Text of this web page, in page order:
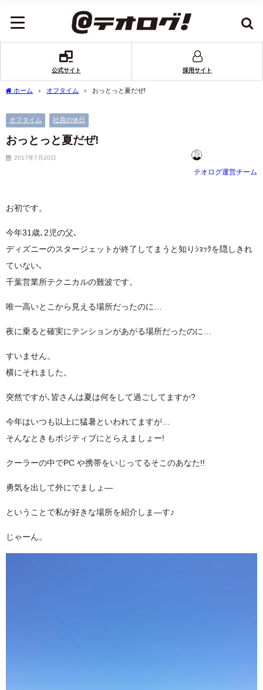
公式サイト 採用サイト
ホーム オフタイム おっとっと夏だぜ!
オフタイム 社員の休日
おっとっと夏だぜ!
2017年7月20日
テオログ運営チーム
お初です。
今年31歳､2児の父､
ディズニーのスタージェットが終了してまうと知りｼｮｯｸを隠しきれ
ていない､
千葉営業所テクニカルの難波です。
唯一高いとこから見える場所だったのに…
夜に乗ると確実にテンションがあがる場所だったのに…
すいません。
横にそれました。
突然ですが､皆さんは夏は何をして過ごしてますか?
今年はいつも以上に猛暑といわれてますが…
そんなときもポジティブにとらえましょー!
クーラーの中でPC や携帯をいじってるそこのあなた!!
勇気を出して外にでましょ―
ということで私が好きな場所を紹介しま―す♪
じゃーん。